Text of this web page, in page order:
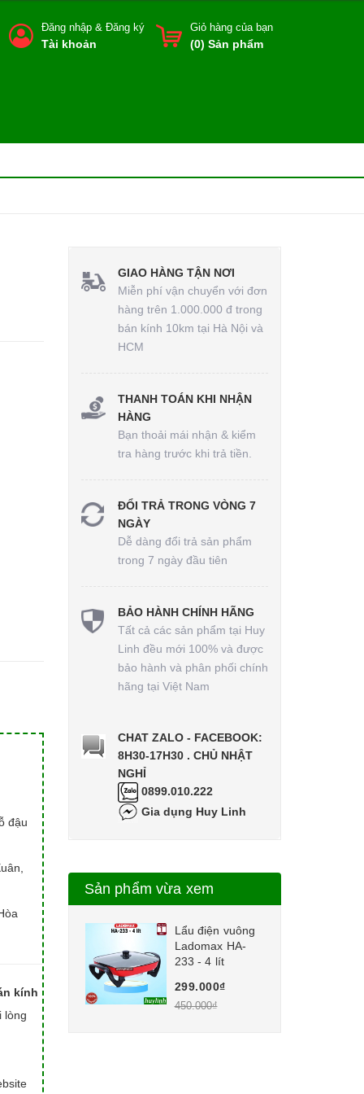
Giỏ hàng của bạn
(0) Sản phẩm
Đăng nhập & Đăng ký
Tài khoản
đậu
kính
lòng
GIAO HÀNG TẬN NƠI
Miễn phí vận chuyển với đơn
hàng trên 1.000.000 đ trong
bán kính 10km tại Hà Nội và
HCM
THANH TOÁN KHI NHẬN
HÀNG
Bạn thoải mái nhận & kiểm
tra hàng trước khi trả tiền.
ĐỔI TRẢ TRONG VÒNG 7
NGÀY
Dễ dàng đổi trả sản phẩm
trong 7 ngày đầu tiên
BẢO HÀNH CHÍNH HÃNG
Tất cả các sản phẩm tại Huy
Linh đều mới 100% và được
bảo hành và phân phối chính
hãng tại Việt Nam
CHAT ZALO - FACEBOOK:
8H30-17H30 . CHỦ NHẬT
NGHỈ
0899.010.222
Gia dụng Huy Linh
Sản phẩm vừa xem
Lẩu điện vuông
Ladomax HA-
233 - 4 lít
299.000₫
450.000₫